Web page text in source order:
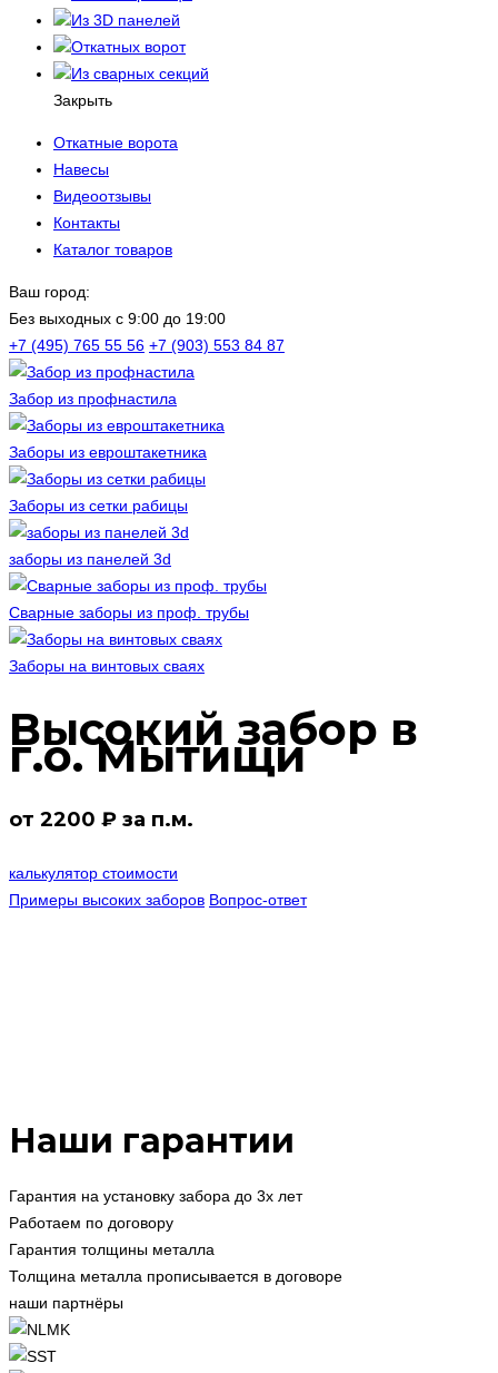
Из 3D панелей
Откатных ворот
Из сварных секций
Закрыть
Откатные ворота
Навесы
Видеоотзывы
Контакты
Каталог товаров
Ваш город:
Без выходных c 9:00 до 19:00
+7 (495) 765 55 56 +7 (903) 553 84 87
Забор из профнастила
Заборы из евроштакетника
Заборы из сетки рабицы
заборы из панелей 3d
Сварные заборы из проф. трубы
Заборы на винтовых сваях
Высокий забор в
г.о. Мытищи
от 2200 ₽ за п.м.
калькулятор стоимости
Примеры высоких заборов Вопрос-ответ
Наши гарантии
Гарантия на установку забора до 3х лет
Работаем по договору
Гарантия толщины металла
Толщина металла прописывается в договоре
наши партнёры